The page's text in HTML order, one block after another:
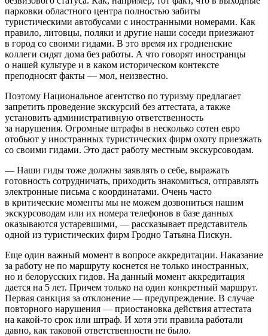
парковки областного центра полностью забиты
туристическими автобусами с иностранными номерами. Как
правило, литовцы, поляки и другие наши соседи приезжают
в город со своими гидами. В это время их гродненские
коллеги сидят дома без работы. А что говорят иностранцы
о нашей культуре и в каком историческом контексте
преподносят факты — мол, неизвестно.
Поэтому Национальное агентство по туризму предлагает
запретить проведение экскурсий без аттестата, а также
установить административную ответственность
за нарушения. Огромные штрафы в несколько сотен евро
отобьют у иностранных туристических фирм охоту приезжать
со своими гидами. Это даст работу местным экскурсоводам.
— Наши гиды тоже должны заявлять о себе, выражать
готовность сотрудничать, приходить знакомиться, отправлять
электронные письма с координатами. Очень часто
в критические моменты мы не можем дозвониться нашим
экскурсоводам или их номера телефонов в базе данных
оказываются устаревшими, — рассказывает представитель
одной из туристических фирм Гродно Татьяна Пискун.
Еще один важный момент в вопросе аккредитации. Наказание
за работу не по маршруту коснется не только иностранных,
но и белорусских гидов. На данный момент аккредитация
дается на 5 лет. Причем только на один конкретный маршрут.
Первая санкция за отклонение — предупреждение. В случае
повторного нарушения — приостановка действия аттестата
на какой-то срок или штраф. И хотя эти правила работали
давно, как таковой ответственности не было.